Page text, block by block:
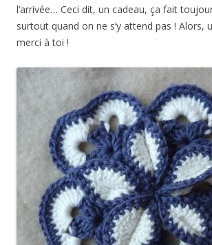
l’arrivée… Ceci dit, un cadeau, ça fait
surtout quand on ne s’y attend pas ! Alors,
merci à toi !